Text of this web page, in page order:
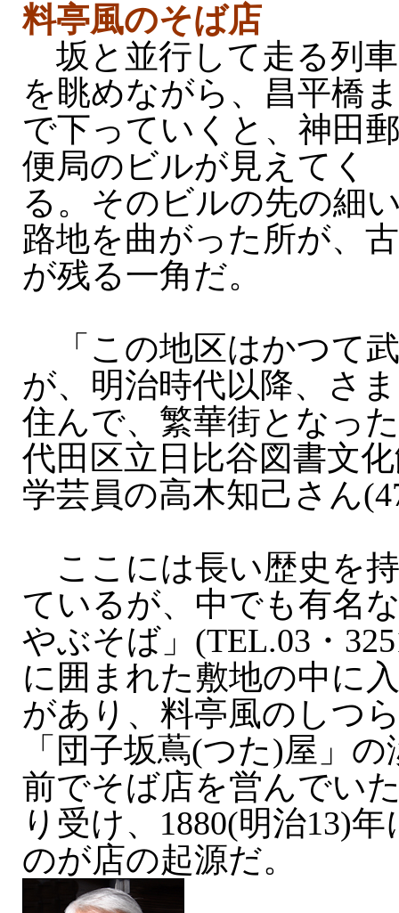
料亭風のそば店
坂と並行して走る列車
を眺めながら、昌平橋ま
で下っていくと、神田郵
便局のビルが見えてく
る。そのビルの先の細
路地を曲がった所が、
が残る一角だ。
「この地区はかつて
が、明治時代以降、さ
住んで、繁華街となっ
代田区立日比谷図書文
学芸員の高木知己さん
ここには長い歴史を
ているが、中でも有名
やぶそば」(TEL.03・
に囲まれた敷地の中に
があり、料亭風のしつ
「団子坂蔦(つた)屋」
前でそば店を営んでい
り受け、1880(明治13)
のが店の起源だ。